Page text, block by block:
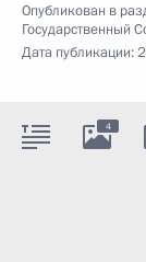
Опубликован в
Государственный
Дата публикации:
4